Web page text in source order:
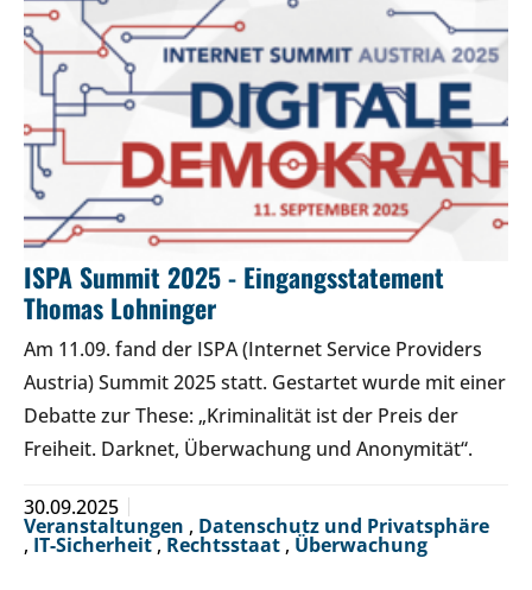
ISPA Summit 2025 - Eingangsstatement
Thomas Lohninger
Am 11.09. fand der ISPA (Internet Service Providers
Austria) Summit 2025 statt. Gestartet wurde mit einer
Debatte zur These: „Kriminalität ist der Preis der
Freiheit. Darknet, Überwachung und Anonymität“.
30.09.2025
Veranstaltungen , Datenschutz und Privatsphäre
, IT-Sicherheit, Rechtsstaat , Überwachung